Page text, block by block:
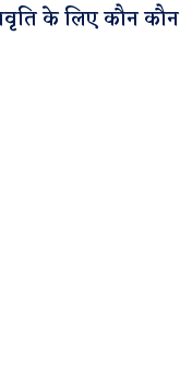
के लिए कौन